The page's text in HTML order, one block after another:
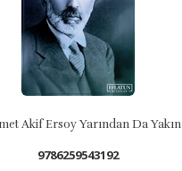
Akif Ersoy Yarından Da Yakın
9786259543192